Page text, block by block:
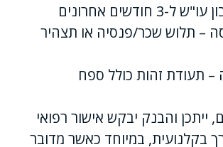
חודשים אחרונים
– תלוש שכר/פנסיה או תצהיר
תעודת זהות כולל ספח
והבנק יבקש אישור רפואי
בקלנועית, במיוחד כאשר מדובר